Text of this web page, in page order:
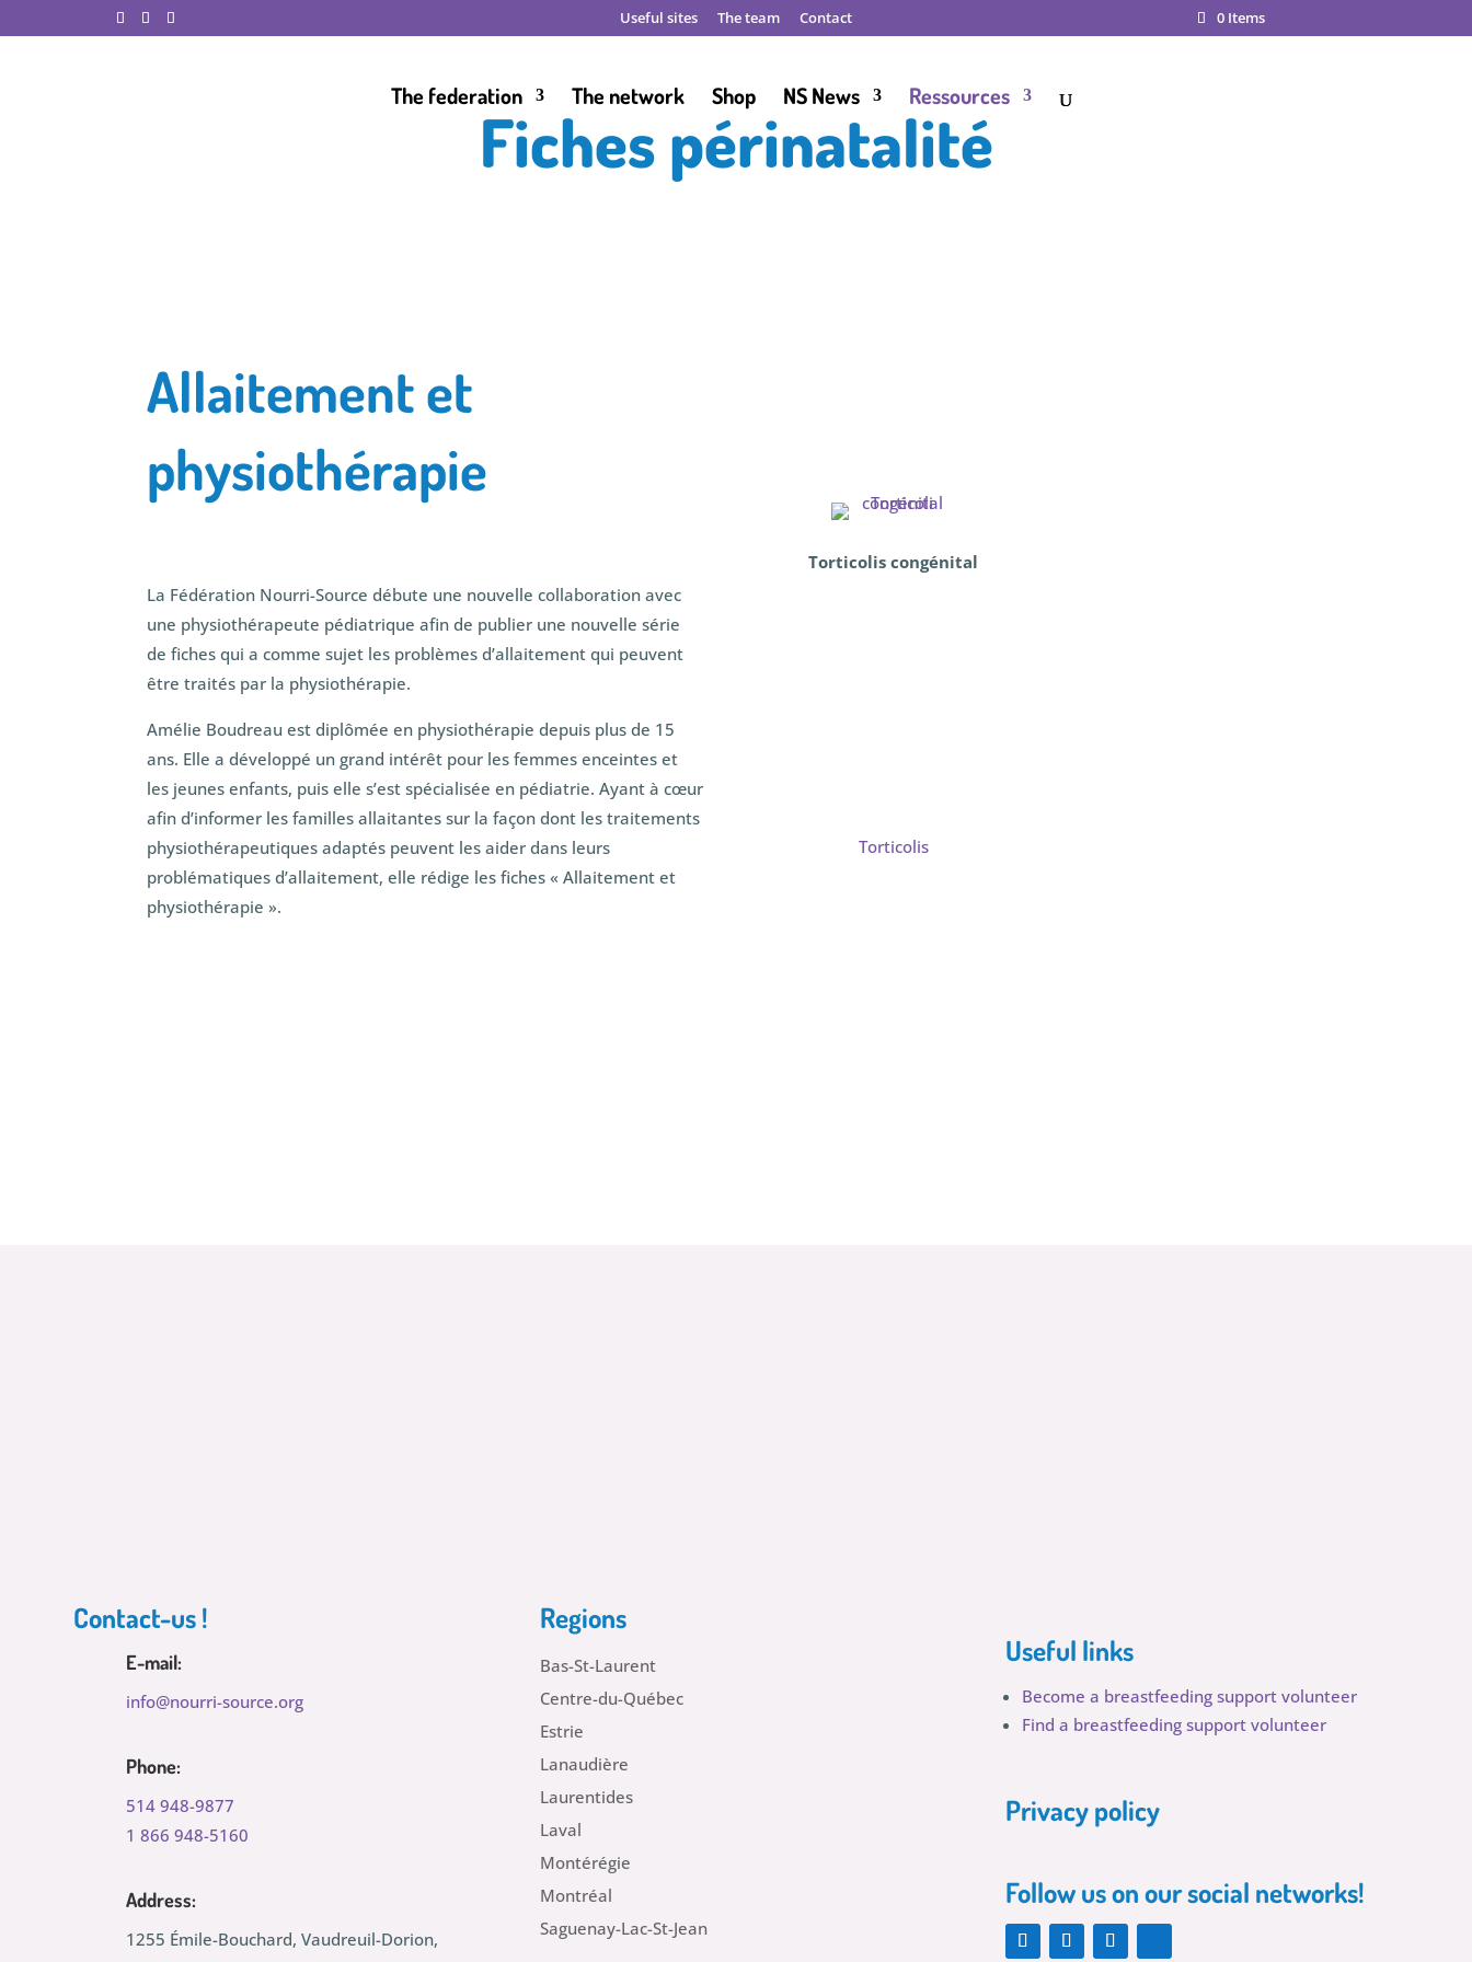
Useful sites The team Contact 0 Items
The federation The network Shop NS News Ressources
Fiches périnatalité
Allaitement et
physiothérapie
La Fédération Nourri-Source débute une nouvelle collaboration avec
une physiothérapeute pédiatrique afin de publier une nouvelle série
de fiches qui a comme sujet les problèmes d’allaitement qui peuvent
être traités par la physiothérapie.
Amélie Boudreau est diplômée en physiothérapie depuis plus de 15
ans. Elle a développé un grand intérêt pour les femmes enceintes et
les jeunes enfants, puis elle s’est spécialisée en pédiatrie. Ayant à cœur
afin d’informer les familles allaitantes sur la façon dont les traitements
physiothérapeutiques adaptés peuvent les aider dans leurs
problématiques d’allaitement, elle rédige les fiches « Allaitement et
physiothérapie ».
Torticolis congénital
Torticolis
Contact-us !
E-mail:
info@nourri-source.org
Phone:
514 948-9877
1 866 948-5160
Address:
1255 Émile-Bouchard, Vaudreuil-Dorion,
Regions
Bas-St-Laurent
Centre-du-Québec
Estrie
Lanaudière
Laurentides
Laval
Montérégie
Montréal
Saguenay-Lac-St-Jean
Useful links
Become a breastfeeding support volunteer
Find a breastfeeding support volunteer
Privacy policy
Follow us on our social networks!